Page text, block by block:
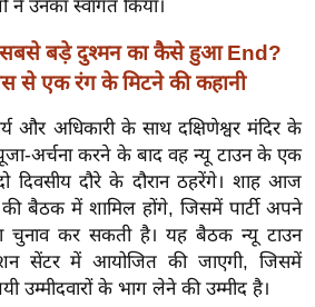
ने उनका स्वागत किया।
बड़े दुश्मन का कैसे हुआ End?
से एक रंग के मिटने की कहानी
और अधिकारी के साथ दक्षिणेश्वर मंदिर के
अर्चना करने के बाद वह न्यू टाउन के एक
दिवसीय दौरे के दौरान ठहरेंगे। शाह आज
बैठक में शामिल होंगे, जिसमें पार्टी अपने
चुनाव कर सकती है। यह बैठक न्यू टाउन
सेंटर में आयोजित की जाएगी, जिसमें
उम्मीदवारों के भाग लेने की उम्मीद है।